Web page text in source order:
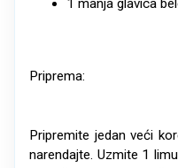
1 manja glavica
Priprema:
Pripremite jedan veći
narendajte. Uzmite 1